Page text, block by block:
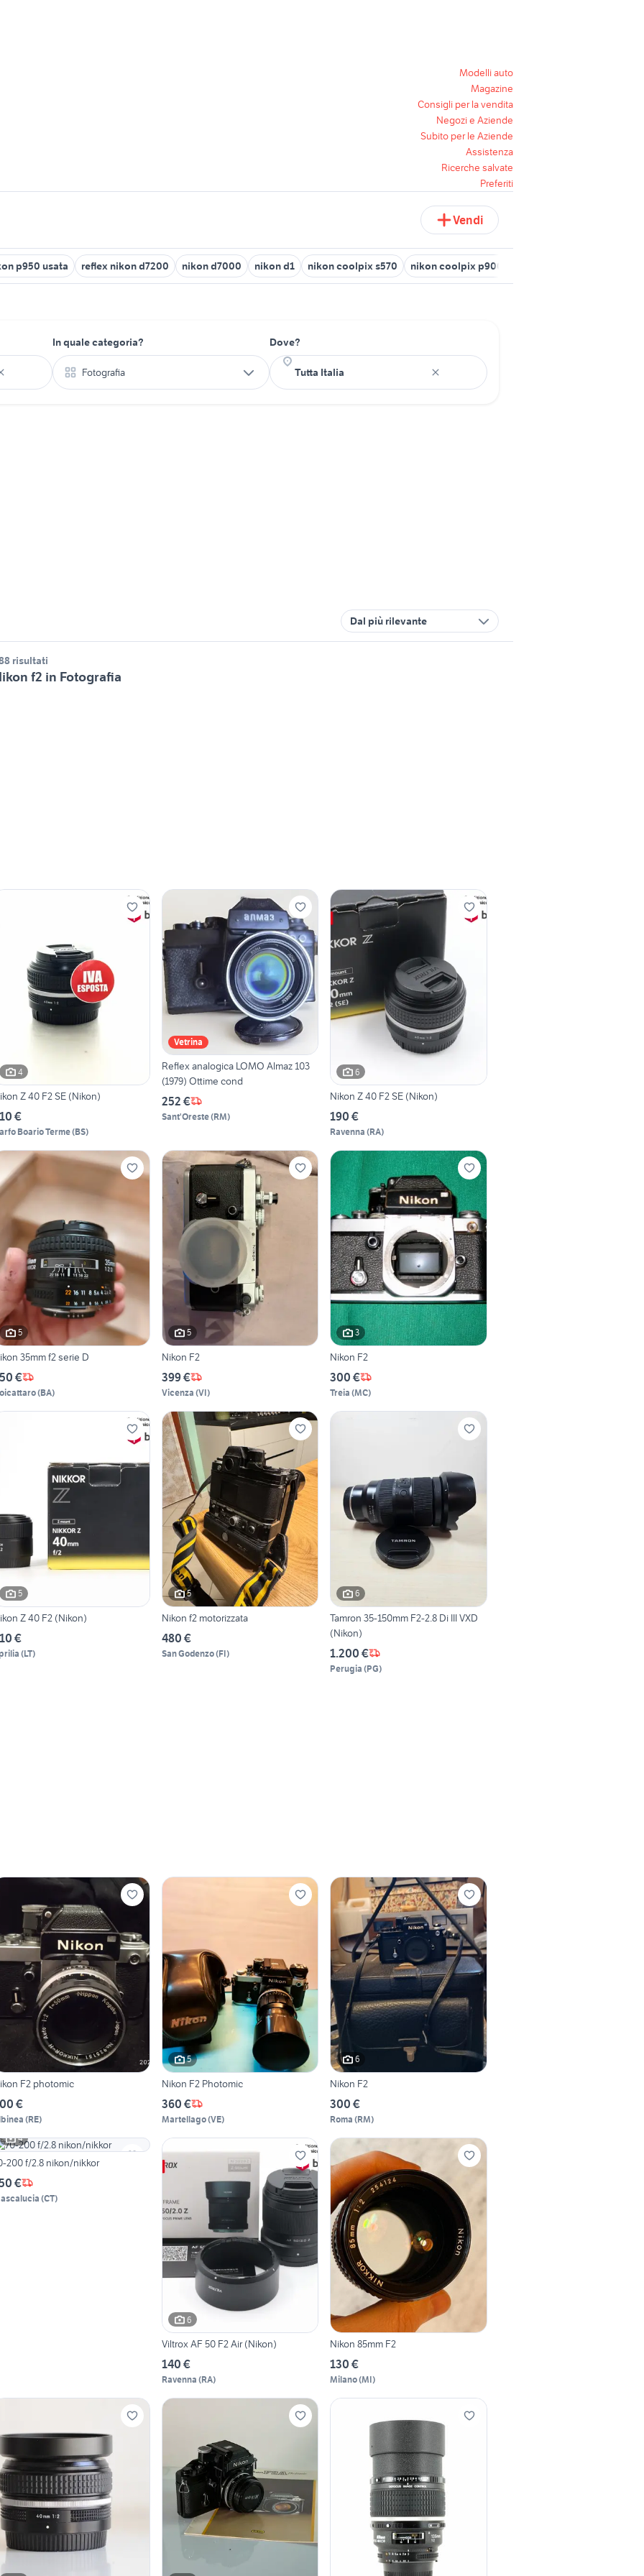
Modelli auto
Magazine
Consigli per la vendita
Negozi e Aziende
Subito per le Aziende
Assistenza
Ricerche salvate
Preferiti
Vendi
p950 usata reflex nikon d7200 nikon d7000 nikon d1 nikon coolpix s570 nikon coolpix p900
In quale categoria?
Fotografia
Dove?
Dal più rilevante
risultati
f2 in Fotografia
4
Z 40 F2 SE (Nikon)
€
Boario Terme(BS)
Vetrina
Reflex analogica LOMO Almaz 103
(1979) Ottime cond
252 €
Sant'Oreste(RM)
6
Nikon Z 40 F2 SE (Nikon)
190 €
Ravenna (RA)
5
35mm f2 serie D
€
(BA)
5
Nikon F2
399 €
Vicenza (VI)
3
Nikon F2
300 €
Treia (MC)
5
Z 40 F2 (Nikon)
€
(LT)
5
Nikon f2 motorizzata
480 €
San Godenzo(FI)
6
Tamron 35-150mm F2-2.8 Di III VXD
(Nikon)
1.200 €
Perugia (PG)
F2 photomic
€
(RE)
5
Nikon F2 Photomic
360 €
Martellago(VE)
6
Nikon F2
300 €
Roma (RM)
4
200 f/2.8 nikon/nikkor
€
(CT)
6
Viltrox AF 50 F2 Air (Nikon)
140 €
Ravenna (RA)
Nikon 85mm F2
130 €
Milano(MI)